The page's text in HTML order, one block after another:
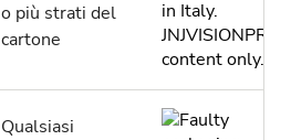
o più strati del
cartone
Qualsiasi